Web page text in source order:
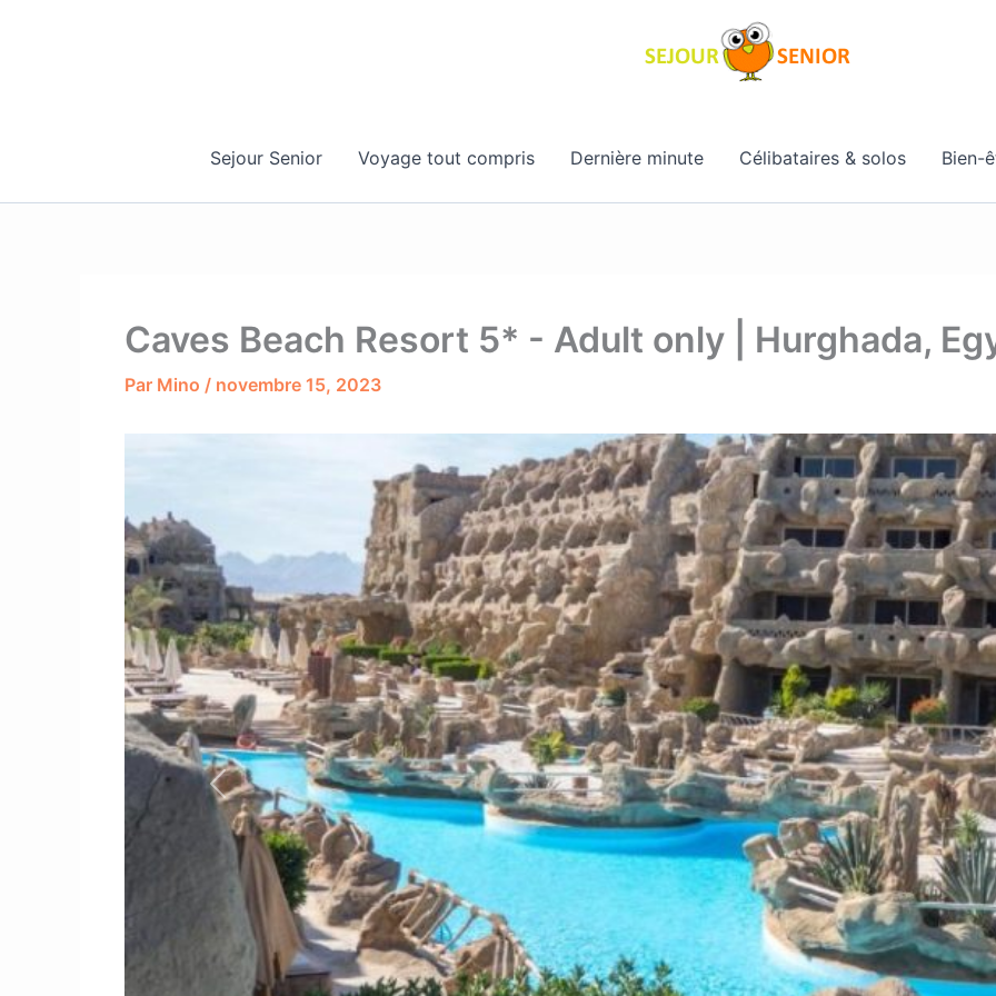
Sejour Senior Voyage tout compris Dernière minute Célibataires & solos Bien-
Caves Beach Resort 5* - Adult only | Hurghada,
Par Mino / novembre 15, 2023
Previous